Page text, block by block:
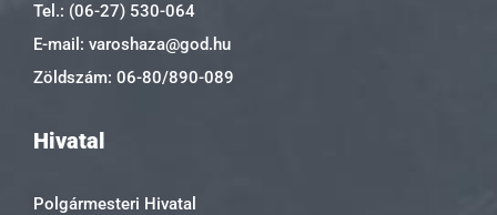
Tel.: (06-27) 530-064
E-mail: varoshaza@god.hu
Zöldszám: 06-80/890-089
Hivatal
Polgármesteri Hivatal